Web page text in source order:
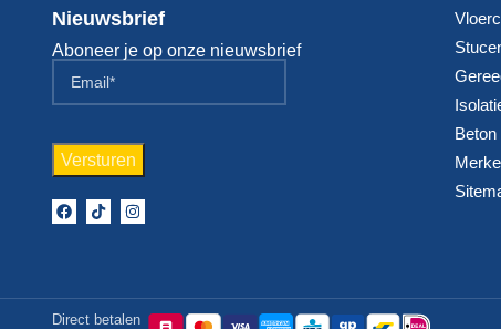
Nieuwsbrief
Aboneer je op onze nieuwsbrief
Beton
Direct betalen